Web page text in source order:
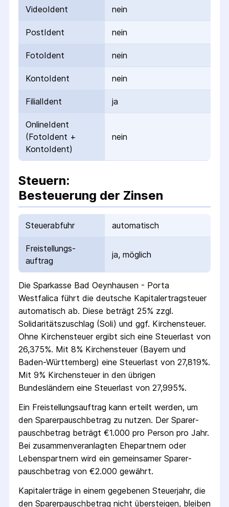
VideoIdent nein
PostIdent nein
FotoIdent nein
KontoIdent nein
FilialIdent ja
OnlineIdent
(FotoIdent +
KontoIdent)
nein
Steuern:
Besteuerung der Zinsen
Steuerabfuhr automatisch
Freistellungs­
auftrag
ja, möglich
Die Sparkasse Bad Oeynhausen - Porta
Westfalica führt die deutsche Kapital­ertrag­steuer
automatisch ab. Diese beträgt 25% zzgl.
Solidaritäts­zuschlag (Soli) und ggf. Kirchensteuer.
Ohne Kirchensteuer ergibt sich eine Steuerlast von
26,375%. Mit 8% Kirchensteuer (Bayern und
Baden-Württemberg) eine Steuerlast von 27,819%.
Mit 9% Kirchensteuer in den übrigen
Bundesländern eine Steuerlast von 27,995%.
Ein Freistellungs­auftrag kann erteilt werden, um
den Sparer­pausch­betrag zu nutzen. Der Sparer­
pausch­betrag beträgt €1.000 pro Person pro Jahr.
Bei zusammenveranlagten Ehepartnern oder
Lebenspartnern wird ein gemeinsamer Sparer­
pausch­betrag von €2.000 gewährt.
Kapitalerträge in einem gegebenen Steuerjahr, die
den Sparer­pausch­betrag nicht übersteigen, bleiben